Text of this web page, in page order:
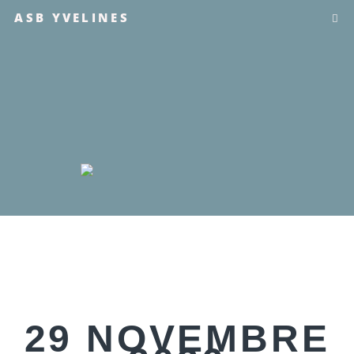
ASB YVELINES
29 NOVEMBRE